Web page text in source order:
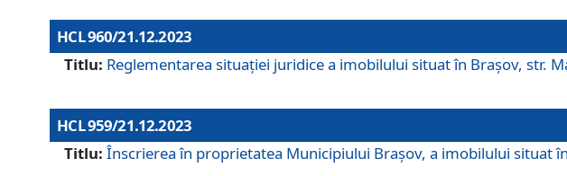
HCL 960/21.12.2023
Titlu: Reglementarea situației juridice a imobilului situat în Brașov, str.
HCL 959/21.12.2023
Titlu: Înscrierea în proprietatea Municipiului Brașov, a imobilului situat